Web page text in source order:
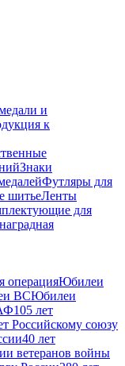
и
к
Знаки
Футляры для
шитьеЛенты
для
операцияЮбилеи
ВСЮбилеи
105 лет
Российскому союзу
40 лет
ветеранов войны